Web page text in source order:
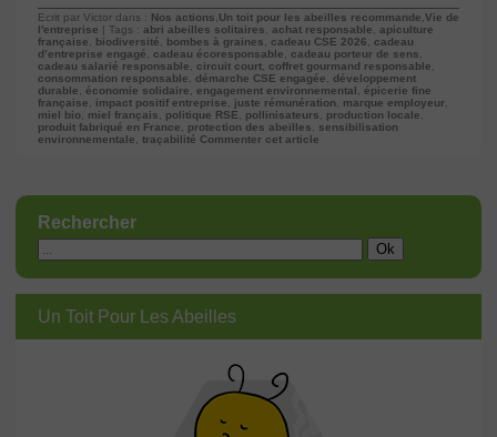
Ecrit par Victor dans : Nos actions Un toit pour les abeilles recommande Vie de
l'entreprise | Tags : abri abeilles solitaires achat responsable
apiculture
française
biodiversité bombes à graines cadeau CSE 2026
cadeau
d’entreprise engagé
cadeau écoresponsable cadeau porteur de sens
cadeau salarié responsable
circuit court coffret gourmand responsable
consommation responsable
démarche CSE engagée
développement
durable
économie solidaire engagement environnemental
épicerie fine
française
impact positif entreprise juste rémunération marque employeur
miel bio
miel français politique RSE pollinisateurs production locale
produit fabriqué en France
protection des abeilles
sensibilisation
environnementale
traçabilité Commenter cet article
Rechercher
Un Toit Pour Les Abeilles